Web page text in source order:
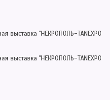
выставка "НЕКРОПОЛЬ-TANEXPO
выставка "НЕКРОПОЛЬ-TANEXPO